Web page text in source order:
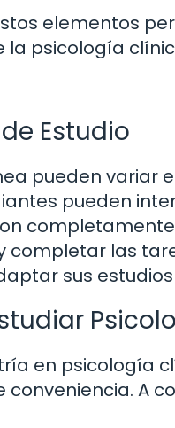
elementos
la psicología
Estudio
pueden variar
pueden
las
sus
en psicología
A